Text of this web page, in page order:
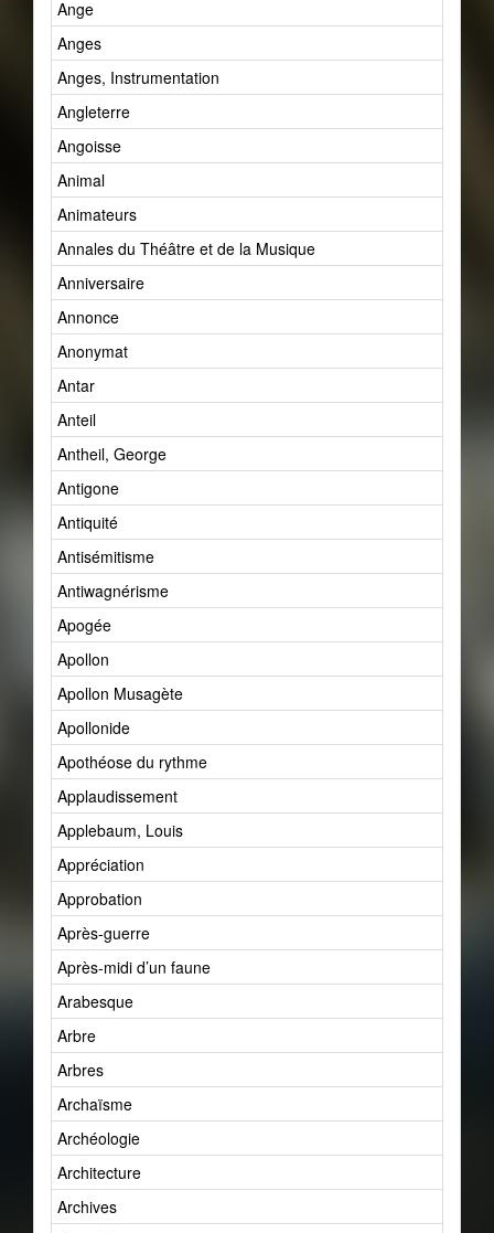
Ange
Anges
Anges, Instrumentation
Angleterre
Angoisse
Animal
Animateurs
Annales du Théâtre et de la Musique
Anniversaire
Annonce
Anonymat
Antar
Anteil
Antheil, George
Antigone
Antiquité
Antisémitisme
Antiwagnérisme
Apogée
Apollon
Apollon Musagète
Apollonide
Apothéose du rythme
Applaudissement
Applebaum, Louis
Appréciation
Approbation
Après-guerre
Après-midi d’un faune
Arabesque
Arbre
Arbres
Archaïsme
Archéologie
Architecture
Archives